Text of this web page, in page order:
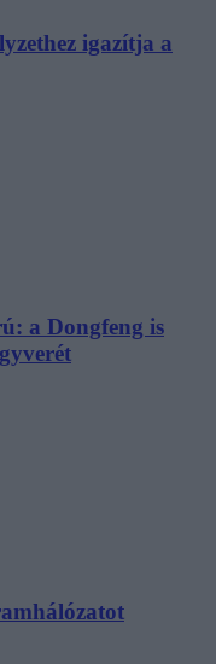
igazítja a
a Dongfeng is